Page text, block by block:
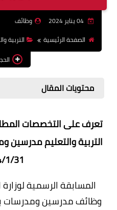
04 يناير 2024
وظائف
الصفحة الرئيسية
التربية
محتويات المقال
تعرف على التخصصات
التربية والتعليم
1/31
المسابقة الرسمية لوزارة
وظائف مدرسين ومدرسات